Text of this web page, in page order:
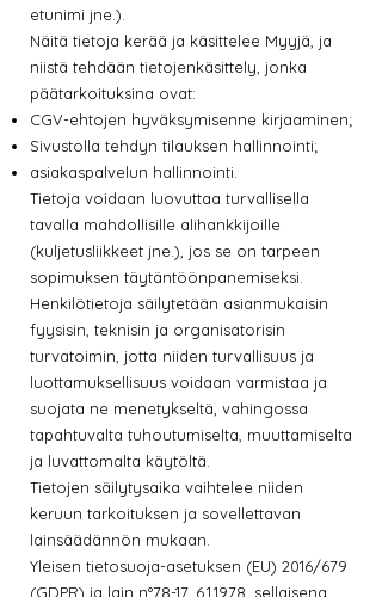
etunimi jne.).
Näitä tietoja kerää ja käsittelee Myyjä, ja
niistä tehdään tietojenkäsittely, jonka
päätarkoituksina ovat:
CGV-ehtojen hyväksymisenne kirjaaminen;
Sivustolla tehdyn tilauksen hallinnointi;
asiakaspalvelun hallinnointi.
Tietoja voidaan luovuttaa turvallisella
tavalla mahdollisille alihankkijoille
(kuljetusliikkeet jne.), jos se on tarpeen
sopimuksen täytäntöönpanemiseksi.
Henkilötietoja säilytetään asianmukaisin
fyysisin, teknisin ja organisatorisin
turvatoimin, jotta niiden turvallisuus ja
luottamuksellisuus voidaan varmistaa ja
suojata ne menetykseltä, vahingossa
tapahtuvalta tuhoutumiselta, muuttamiselta
ja luvattomalta käytöltä.
Tietojen säilytysaika vaihtelee niiden
keruun tarkoituksen ja sovellettavan
lainsäädännön mukaan.
Yleisen tietosuoja-asetuksen (EU) 2016/679
(GDPR) ja lain n°78-17, 6.1.1978, sellaisena